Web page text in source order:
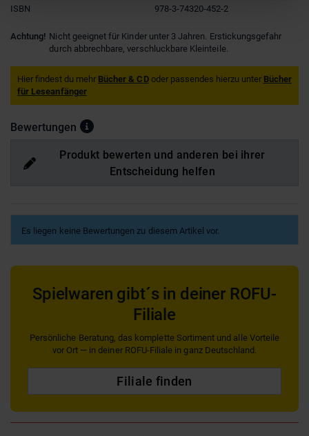
ISBN
978-3-74320-452-2
Achtung! Nicht geeignet für Kinder unter 3 Jahren. Erstickungsgefahr
durch abbrechbare, verschluckbare Kleinteile.
Hier findest du mehr Bücher & CDoder passendes hierzu unter Bücher
für Leseanfänger
Bewertungen
Produkt bewerten und anderen bei ihrer
Entscheidung helfen
Es liegen keine Bewertungen zu diesem Artikel vor.
Spielwaren gibt´s in deiner ROFU-
Filiale
Persönliche Beratung, das komplette Sortiment und alle Vorteile
vor Ort — in deiner ROFU-Filiale in ganz Deutschland.
Filiale finden